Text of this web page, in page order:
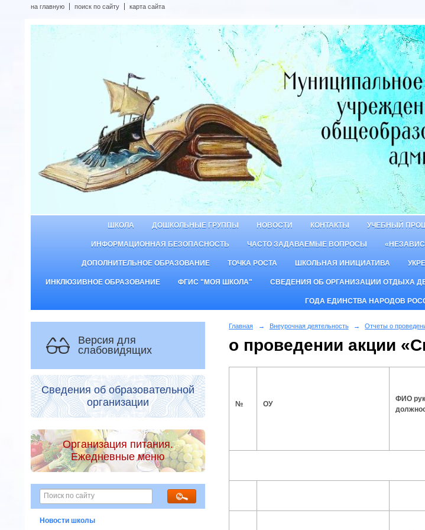
на главную поиск по сайту карта сайта
ШКОЛА ДОШКОЛЬНЫЕ ГРУППЫ НОВОСТИ КОНТАКТЫ УЧЕБНЫЙ
ИНФОРМАЦИОННАЯ БЕЗОПАСНОСТЬ ЧАСТО ЗАДАВАЕМЫЕ ВОПРОСЫ
ДОПОЛНИТЕЛЬНОЕ ОБРАЗОВАНИЕ ТОЧКА РОСТА ШКОЛЬНАЯ ИНИЦИАТИВА
ИНКЛЮЗИВНОЕ ОБРАЗОВАНИЕ ФГИС "МОЯ ШКОЛА" СВЕДЕНИЯ ОБ ОРГАНИЗАЦИИ ОТДЫХА
ГОДА ЕДИНСТВА НАРОДОВ
Версия для
слабовидящих
Сведения об образовательной
организации
Организация питания.
Ежедневные меню
Новости школы
Главная → Внеурочная деятельность → Отчеты о
о проведении акции
№ ОУ
ФИО